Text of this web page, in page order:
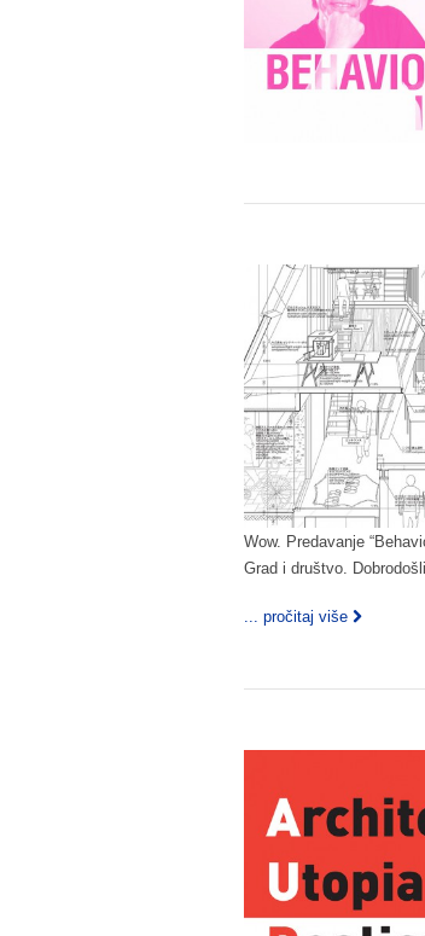
Wow. Predavanje
Grad i društvo.
... pročitaj više